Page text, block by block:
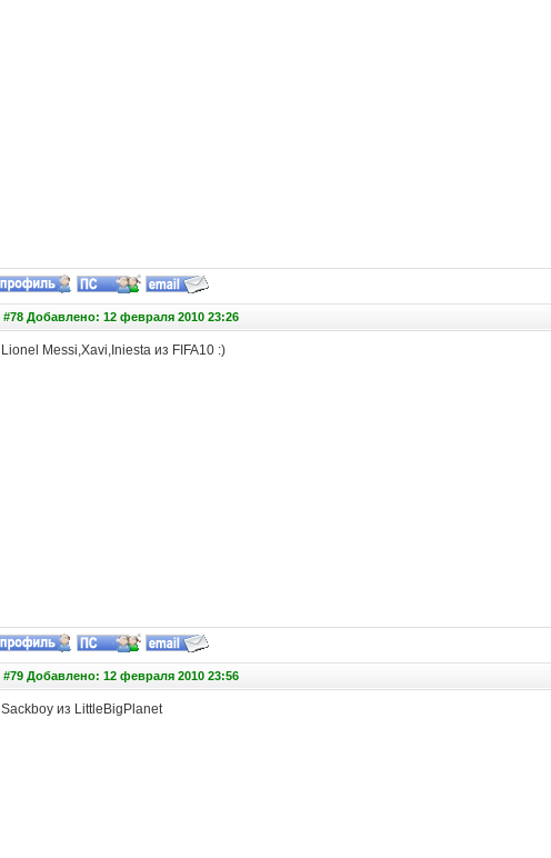
#78 Добавлено: 12 февраля 2010 23:26
Lionel Messi,Xavi,Iniesta из FIFA10 :)
#79 Добавлено: 12 февраля 2010 23:56
Sackboy из LittleBigPlanet